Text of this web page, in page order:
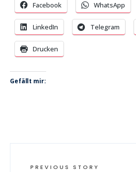
Facebook WhatsApp
LinkedIn Telegram
Drucken
Gefällt mir:
PREVIOUS STORY